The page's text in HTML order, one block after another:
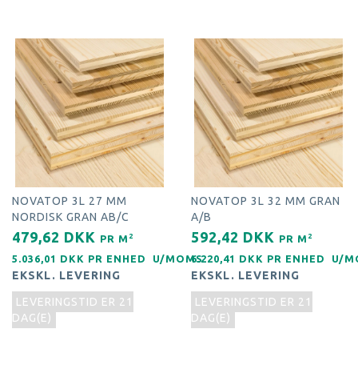
NOVATOP 3L 27 MM
NORDISK GRAN AB/C
479,62 DKK PR M 2
5.036,01 DKK PR ENHED U/MOMS
EKSKL. LEVERING
LEVERINGSTID ER 21
DAG(E)
NOVATOP 3L 32 MM GRAN
A/B
592,42 DKK PR M 2
6.220,41 DKK PR ENHED U/
EKSKL. LEVERING
LEVERINGSTID ER 21
DAG(E)